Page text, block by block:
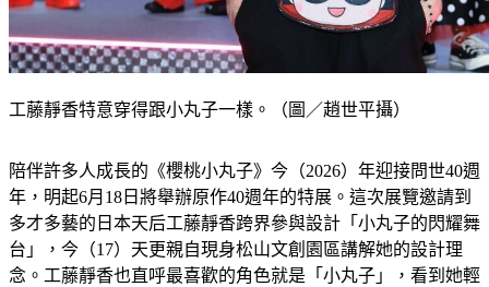
陪伴許多人成長的《櫻桃小丸子》今（2026）年迎接問世40週
年，明起6月18日將舉辦原作40週年的特展。這次展覽邀請到
多才多藝的日本天后工藤靜香跨界參與設計「小丸子的閃耀舞
台」，今（17）天更親自現身松山文創園區講解她的設計理